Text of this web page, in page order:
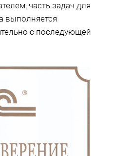
часть задач для
выполняется
с последующей